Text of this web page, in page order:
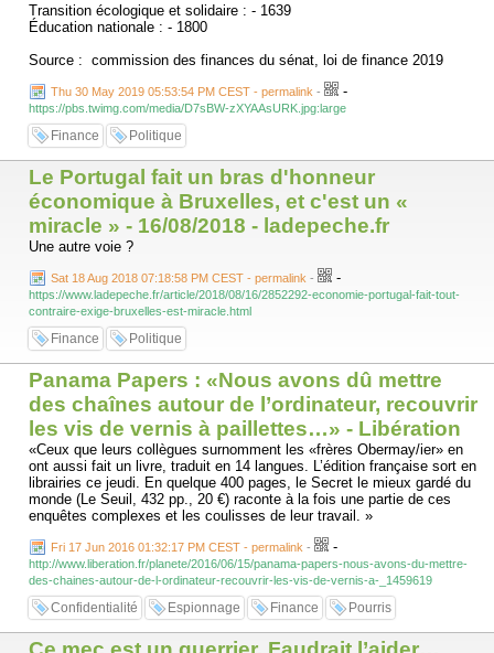
Transition écologique et solidaire : - 1639
Éducation nationale : - 1800
Source : commission des finances du sénat, loi de finance 2019
Thu 30 May 2019 05:53:54 PM CEST - permalink - -
https://pbs.twimg.com/media/D7sBW-zXYAAsURK.jpg:large
Finance Politique
Le Portugal fait un bras d'honneur
économique à Bruxelles, et c'est un «
miracle » - 16/08/2018 - ladepeche.fr
Une autre voie ?
Sat 18 Aug 2018 07:18:58 PM CEST - permalink - -
https://www.ladepeche.fr/article/2018/08/16/2852292-economie-portugal-fait-tout-
contraire-exige-bruxelles-est-miracle.html
Finance Politique
Panama Papers : «Nous avons dû mettre
des chaînes autour de l’ordinateur, recouvrir
les vis de vernis à paillettes…» - Libération
«Ceux que leurs collègues surnomment les «frères Obermay/ier» en
ont aussi fait un livre, traduit en 14 langues. L’édition française sort en
librairies ce jeudi. En quelque 400 pages, le Secret le mieux gardé du
monde (Le Seuil, 432 pp., 20 €) raconte à la fois une partie de ces
enquêtes complexes et les coulisses de leur travail. »
Fri 17 Jun 2016 01:32:17 PM CEST - permalink - -
http://www.liberation.fr/planete/2016/06/15/panama-papers-nous-avons-du-mettre-
des-chaines-autour-de-l-ordinateur-recouvrir-les-vis-de-vernis-a-_1459619
Confidentialité Espionnage Finance Pourris